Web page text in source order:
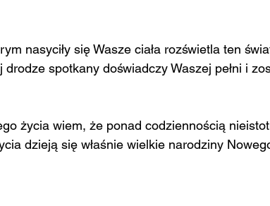
nasyciły się Wasze ciała rozświetla ten
drodze spotkany doświadczy Waszej pełni i
życia wiem, że ponad codziennością
dzieją się właśnie wielkie narodziny